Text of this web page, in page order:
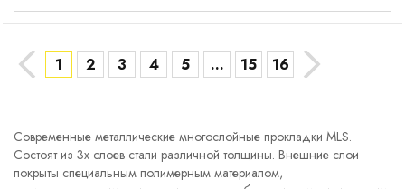
Современные металлические многослойные прокладки MLS.
Состоят из 3х слоев стали различной толщины. Внешние слои
покрыты специальным полимерным материалом,
← 1 2 3 4 5 ... 15 16 →